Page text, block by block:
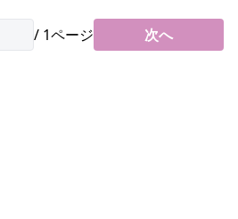
/ 1ページ 次へ